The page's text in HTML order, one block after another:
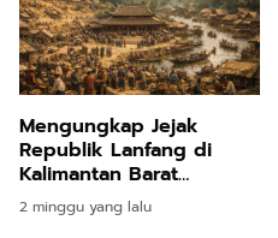
Mengungkap Jejak
Republik Lanfang di
Kalimantan Barat
Sebagai Demokrasi
Pertama di Nusantara
2 minggu yang lalu